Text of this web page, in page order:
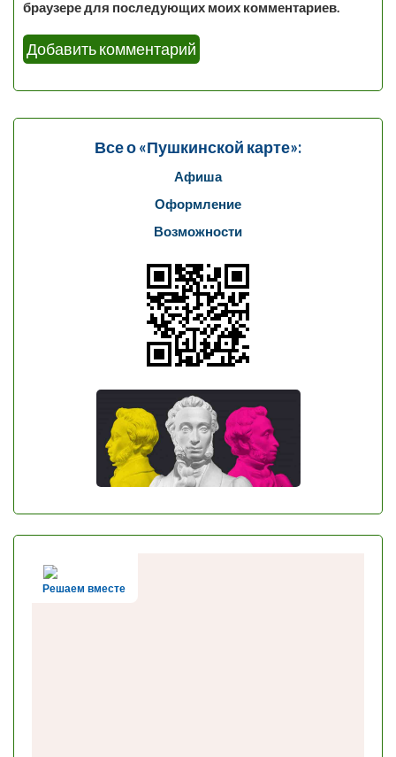
браузере для последующих моих комментариев.
Все о «Пушкинской карте»:
Афиша
Оформление
Возможности
Решаем вместе